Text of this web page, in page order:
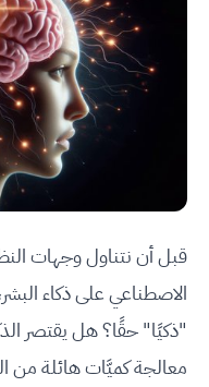
قبل أن نتناول وجهات
الاصطناعي على ذكاء
"ذكيًا" حقًا؟ هل يقتصر
معالجة كميَّات هائلة من